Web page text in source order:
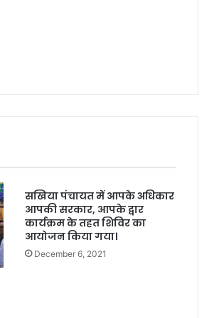
सखिया पंचायत में आपके अधिकार
आपकी सरकार, आपके द्वार
कार्यक्रम के तहत शिविर का
आयोजन किया गया।
December 6, 2021